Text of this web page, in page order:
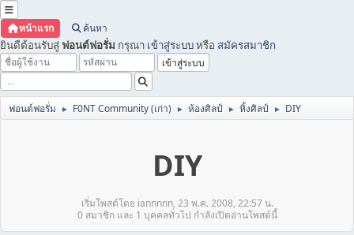
หน้าแรก ค้นหา
ยินดีต้อนรับสู่ ฟอนต์ฟอรั่ม กรุณา เข้าสู่ระบบหรือ สมัครสมาชิก
ฟอนต์ฟอรั่ม ► F0NT Community (เก่า) ► ห้องศิลป์ ► หิ้งศิลป์ ► DIY
DIY
เริ่มโพสต์โดย iannnnn, 23 พ.ค. 2008, 22:57 น.
0 สมาชิก และ 1 บุคคลทั่วไป กำลังเปิดอ่านโพสต์นี้